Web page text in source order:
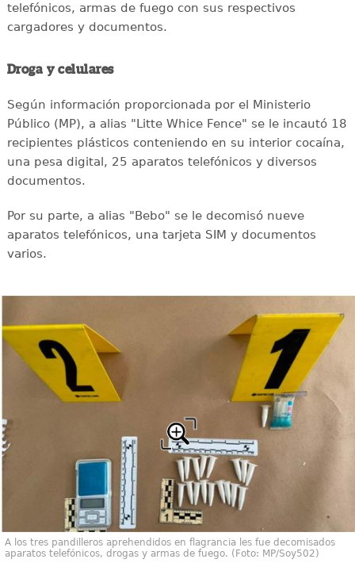
telefónicos, armas de fuego con sus respectivos
cargadores y documentos.
Droga y celulares
Según información proporcionada por el Ministerio
Público (MP), a alias "Litte Whice Fence" se le incautó 18
recipientes plásticos conteniendo en su interior cocaína,
una pesa digital, 25 aparatos telefónicos y diversos
documentos.
Por su parte, a alias "Bebo" se le decomisó nueve
aparatos telefónicos, una tarjeta SIM y documentos
varios.
A los tres pandilleros aprehendidos en flagrancia les fue decomisados
aparatos telefónicos, drogas y armas de fuego. (Foto: MP/Soy502)